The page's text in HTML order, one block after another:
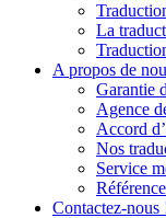
La
A propos de
Garantie
Agence
Accord
Nos
Service
Contactez-nous